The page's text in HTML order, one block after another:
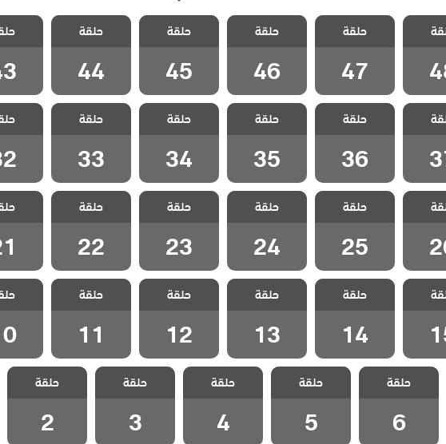
48
مسلسل التضحية
الحلقة 47
حلقة
47
مسلسل التضحية
الحلقة 46
حلقة
46
مسلسل التضحية
الحلقة 45
حلقة
45
مسلسل التضحية
الحلقة 44
حلقة
44
مسلسل
37
مسلسل التضحية
الحلقة 36
حلقة
36
مسلسل التضحية
الحلقة 35
حلقة
35
مسلسل التضحية
الحلقة 34
حلقة
34
مسلسل التضحية
الحلقة 33
حلقة
33
مسلسل
26
مسلسل التضحية
الحلقة 25
حلقة
25
مسلسل التضحية
الحلقة 24
حلقة
24
مسلسل التضحية
الحلقة 23
حلقة
23
مسلسل التضحية
الحلقة 22
حلقة
22
مسلسل
15
مسلسل التضحية
الحلقة 14
حلقة
14
مسلسل التضحية
الحلقة 13
حلقة
13
مسلسل التضحية
الحلقة 12
حلقة
12
مسلسل التضحية
الحلقة 11
حلقة
11
مسلسل
مسلسل التضحية
الحلقة 6
حلقة
6
مسلسل التضحية
الحلقة 5
حلقة
5
مسلسل التضحية
الحلقة 4
حلقة
4
مسلسل التضحية
الحلقة 3
حلقة
3
مسلسل التضحية
الحلقة 2
حلقة
2